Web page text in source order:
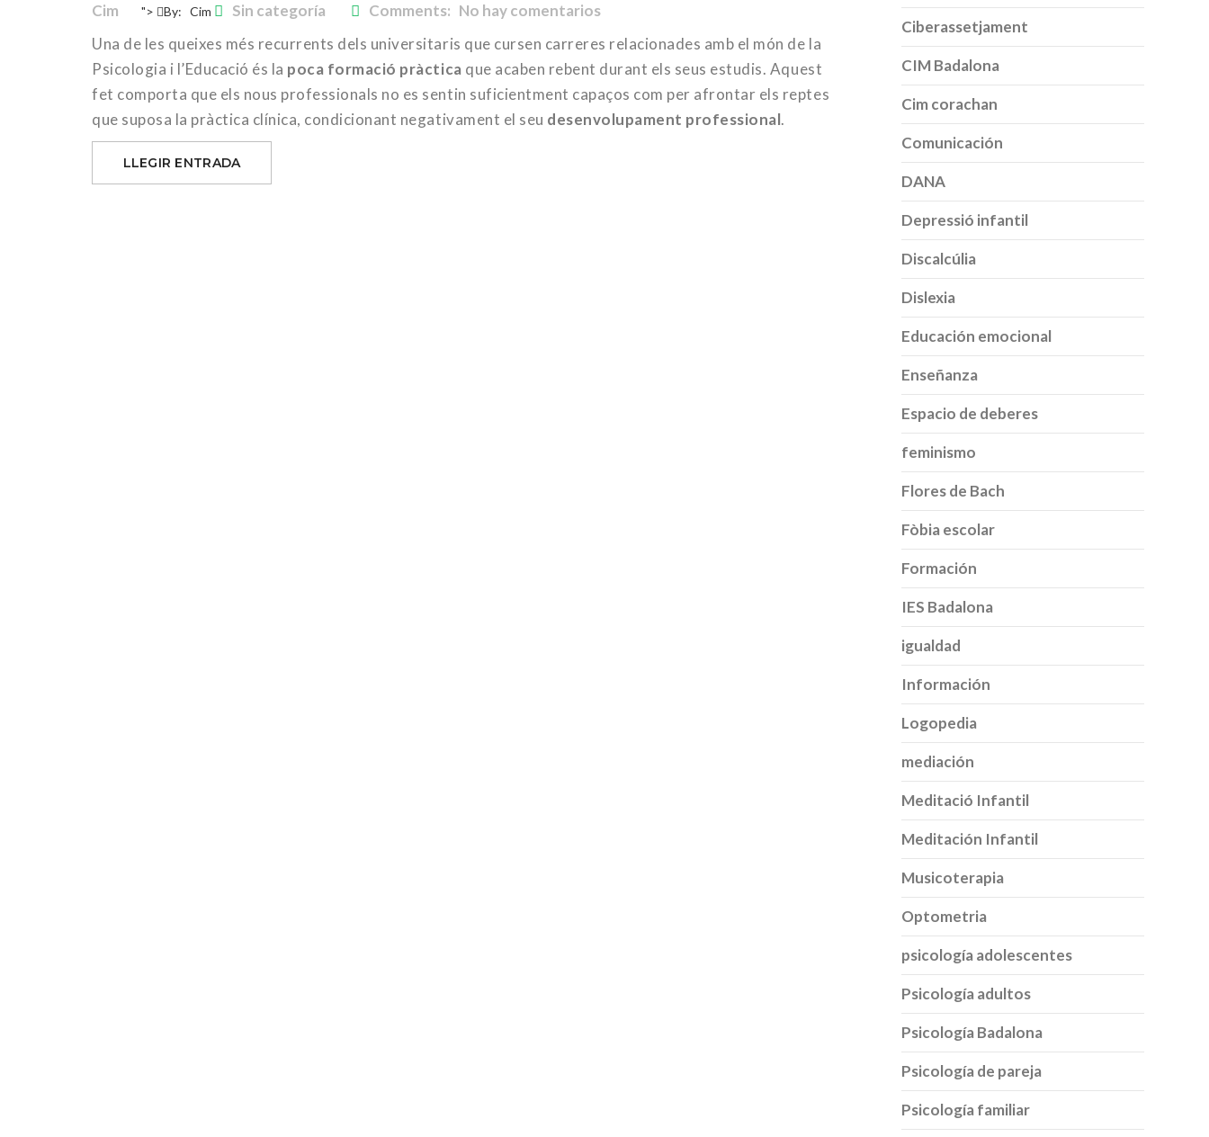
Cim "> By: Cim Sin categoría
Comments: No hay comentarios
Una de les queixes més recurrents dels universitaris que cursen carreres relacionades amb el món de la
Psicologia i l’Educació és la poca formació pràctica que acaben rebent durant els seus estudis. Aquest
fet comporta que els nous professionals no es sentin suficientment capaços com per afrontar els reptes
que suposa la pràctica clínica, condicionant negativament el seu desenvolupament professional.
LLEGIR ENTRADA
Ciberassetjament
CIM Badalona
Cim corachan
Comunicación
DANA
Depressió infantil
Discalcúlia
Dislexia
Educación emocional
Enseñanza
Espacio de deberes
feminismo
Flores de Bach
Fòbia escolar
Formación
IES Badalona
igualdad
Información
Logopedia
mediación
Meditació Infantil
Meditación Infantil
Musicoterapia
Optometria
psicología adolescentes
Psicología adultos
Psicología Badalona
Psicología de pareja
Psicología familiar